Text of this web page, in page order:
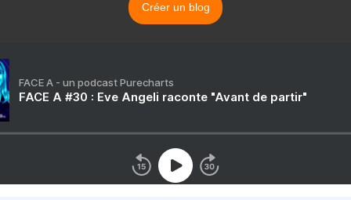
Créer un blog
FACE A - un podcast Purecharts
FACE A #30 : Eve Angeli raconte "Avant de partir"